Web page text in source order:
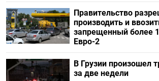
Правительство
производить и
запрещенный более
Евро-2
В Грузии произошел
за две недели